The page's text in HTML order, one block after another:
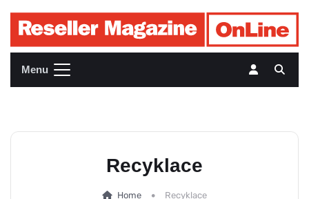
Menu
Recyklace
Home Recyklace